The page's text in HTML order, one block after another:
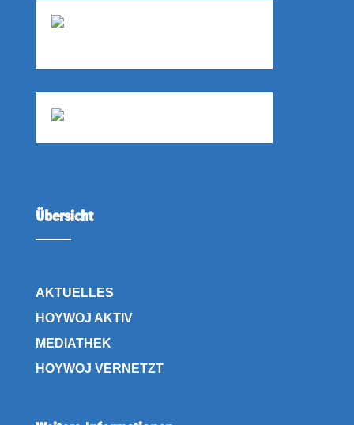
Übersicht
AKTUELLES
HOYWOJ AKTIV
MEDIATHEK
HOYWOJ VERNETZT